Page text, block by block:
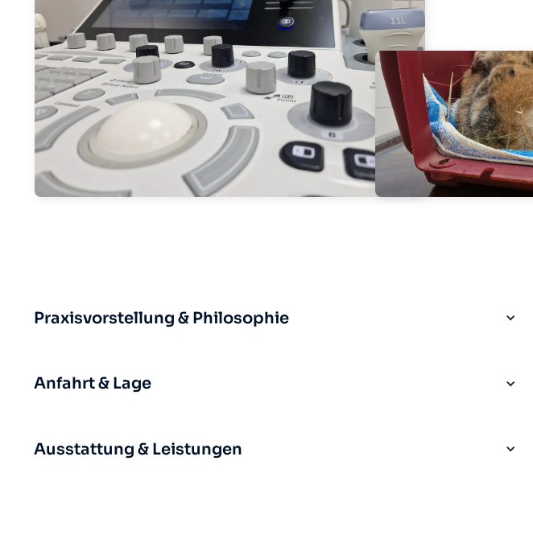
Praxisvorstellung & Philosophie
Anfahrt & Lage
Ausstattung & Leistungen